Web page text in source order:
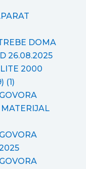
DOMA
26.08.2025
2000
(1)